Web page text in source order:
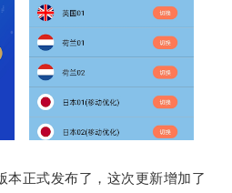
正式发布了，这次更新增加了